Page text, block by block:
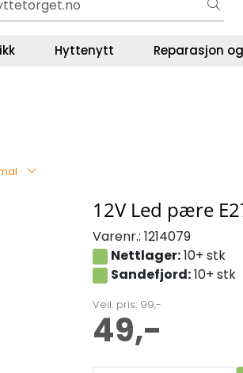
- Gaven som ALLTID funker!
Hyttenytt Reparasjon
12V Led pære
Varenr.: 1214079
Nettlager:10+ stk
Sandefjord:10+ stk
Veil. pris: 99,-
49,-